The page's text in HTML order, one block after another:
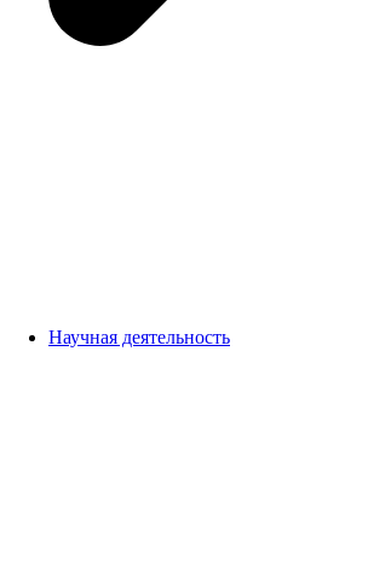
Научная деятельность